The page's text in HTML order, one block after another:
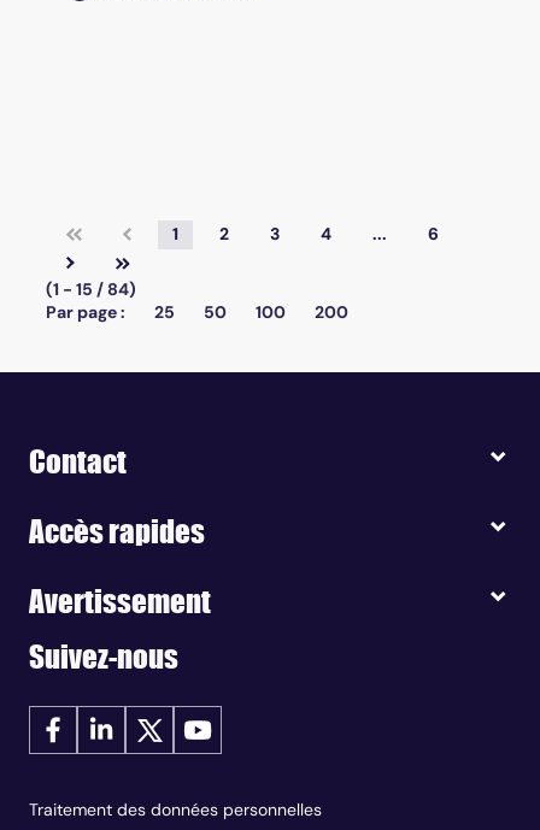
1 2 3 4 ... 6
(1 - 15 / 84)
Par page :
25 50 100 200
Contact
Accès rapides
Avertissement
Suivez-nous
Traitement des données personnelles